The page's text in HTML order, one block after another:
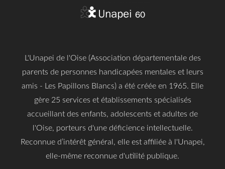
L'Unapei de l'Oise (Association départementale des
parents de personnes handicapées mentales et leurs
amis - Les Papillons Blancs) a été créée en 1965. Elle
gère 25 services et établissements spécialisés
accueillant des enfants, adolescents et adultes de
l'Oise, porteurs d'une déficience intellectuelle.
Reconnue d’intérêt général, elle est affiliée à l'Unapei,
elle-même reconnue d'utilité publique.